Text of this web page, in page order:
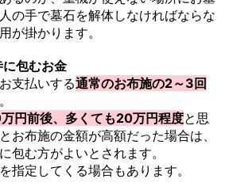
の手で墓石を解体しなければならな
が掛かります。
包むお金
支払いする通常のお布施の2～3回
円前後、多くても20万円程度と思
お布施の金額が高額だった場合は、
包む方がよいとされます。
指定してくる場合もあります。